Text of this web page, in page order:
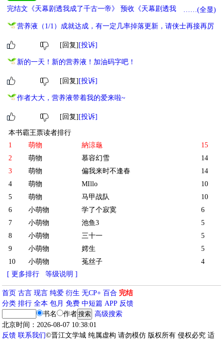
完结文《天幕剧透我成了千古一帝》 预收《天幕剧透我是美强惨》
再推一下基友已完结的无cp成长流西幻文《第八道门》
……(全显)
营养液（1/1）成就达成，有一定几率掉落更新，请侠士再接再厉
[回复] [投诉]
新的一天！新的营养液！加油码字吧！
[回复] [投诉]
作者大大，营养液带着我的爱来啦~
[回复] [投诉]
本书霸王票读者排行
1
萌物 納涼龜
15
2
萌物 慕容幻雪
14
3
萌物 偏我来时不逢春
14
4
萌物 MIllo
10
5
萌物 马甲战队
10
6
小萌物 学了个寂寞
6
7
小萌物 池鱼3
5
8
小萌物 三十一
5
9
小萌物 嫮生
5
10
小萌物 菟丝子
4
[ 更多排行
等级说明 ]
首页 古言 现言 纯爱 衍生 无CP+ 百合 完结
分类 排行 全本 包月 免费 中短篇 APP 反馈
书名
作者
高级搜索
北京时间：2026-08-07 10:38:01
反馈 联系我们©晋江文学城 纯属虚构 请勿模仿 版权所有 侵权必究 适